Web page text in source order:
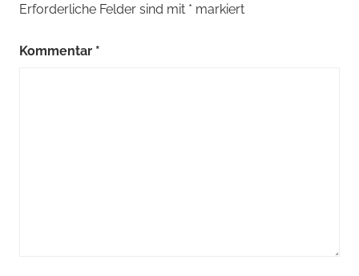
Erforderliche Felder sind mit * markiert
Kommentar *